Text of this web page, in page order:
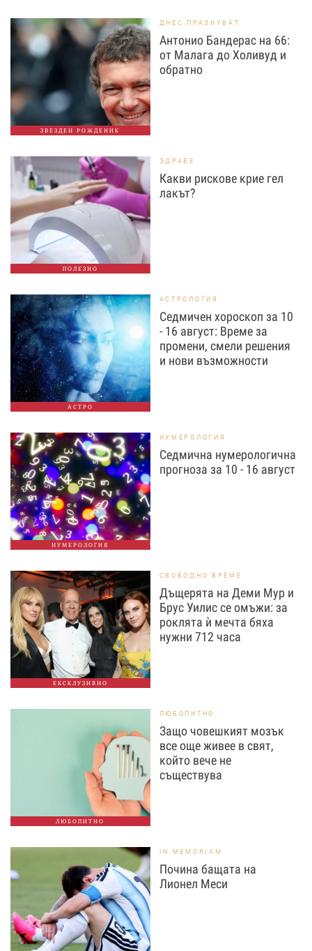
ЗВЕЗДЕН РОЖДЕНИК
ДНЕС ПРАЗНУВАТ
Антонио Бандерас на 66:
от Малага до Холивуд и
обратно
ПОЛЕЗНО
ЗДРАВЕ
Какви рискове крие гел
лакът?
АСТРО
АСТРОЛОГИЯ
Седмичен хороскоп за 10
- 16 август: Време за
промени, смели решения
и нови възможности
НУМЕРОЛОГИЯ
НУМЕРОЛОГИЯ
Седмична нумерологична
прогноза за 10 - 16 август
ЕКСКЛУЗИВНО
СВОБОДНО ВРЕМЕ
Дъщерята на Деми Мур и
Брус Уилис се омъжи: за
роклята ѝ мечта бяха
нужни 712 часа
ЛЮБОПИТНО
ЛЮБОПИТНО
Защо човешкият мозък
все още живее в свят,
който вече не
съществува
IN MEMORIAM
Почина бащата на
Лионел Меси